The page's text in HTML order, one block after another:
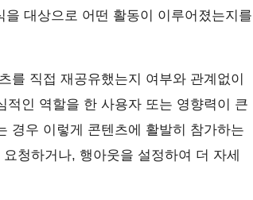
대상으로 어떤 활동이 이루어졌는지를
를 직접 재공유했는지 여부와 관계없이
인 역할을 한 사용자 또는 영향력이 큰
경우 이렇게 콘텐츠에 활발히 참가하는
청하거나, 행아웃을 설정하여 더 자세